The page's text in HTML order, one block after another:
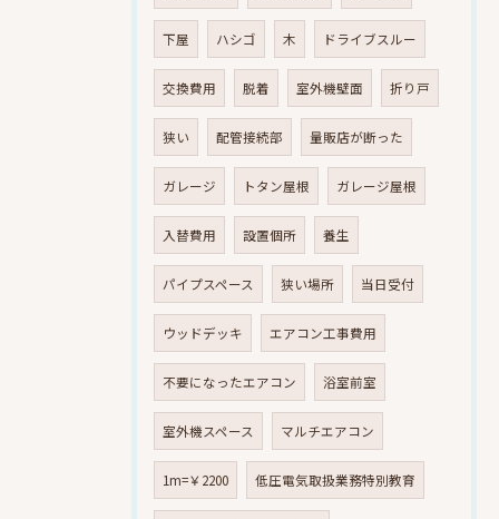
下屋 ハシゴ 木 ドライブスルー
交換費用 脱着 室外機壁面 折り戸
狭い 配管接続部 量販店が断った
ガレージ トタン屋根 ガレージ屋根
入替費用 設置個所 養生
パイプスペース 狭い場所 当日受付
ウッドデッキ エアコン工事費用
不要になったエアコン 浴室前室
室外機スペース マルチエアコン
1m=￥2200 低圧電気取扱業務特別教育